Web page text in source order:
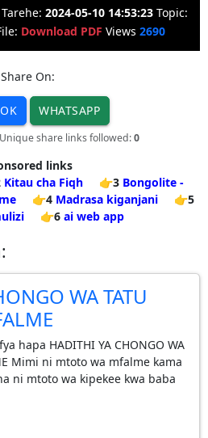
Tarehe: 2024-05-10 14:53:23 Topic:
Download PDF Views 2690
Share On:
WHATSAPP
share links followed:0
links
Kitau cha Fiqh 👉3 Bongolite -
👉4 Madrasa kiganjani
👉5
👉6 ai web app
WA TATU
hapa HADITHI YA CHONGO WA
Mimi ni mtoto wa mfalme kama
ni mtoto wa kipekee kwa baba